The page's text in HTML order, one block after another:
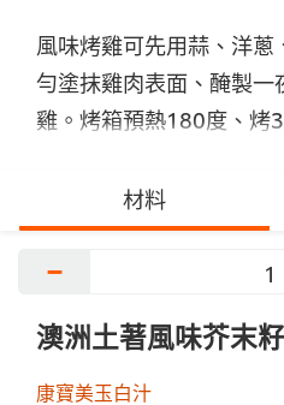
風味烤雞可先用蒜、洋
勻塗抹雞肉表面、醃製
雞。烤箱預熱180度、烤
材料
−
澳洲土著風味芥末
康寶美玉白汁